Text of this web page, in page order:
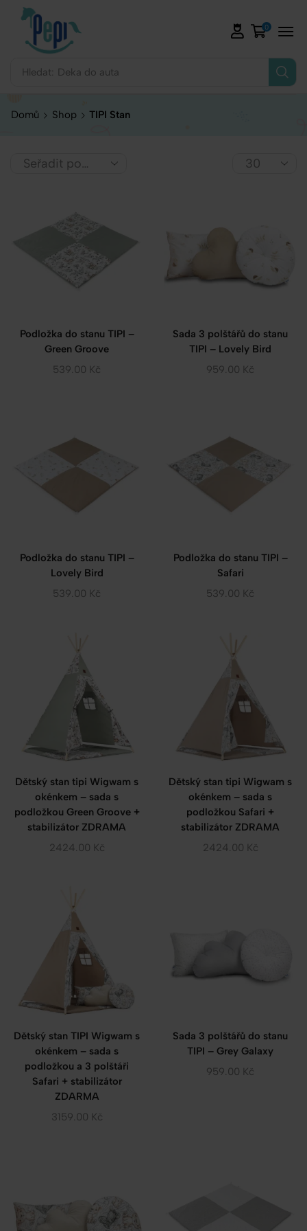
Hledat: Deka do auta
0
Domů Shop TIPI Stan
Podložka do stanu TIPI –
Green Groove
539.00 Kč
Sada 3 polštářů do stanu
TIPI – Lovely Bird
959.00 Kč
Podložka do stanu TIPI –
Lovely Bird
539.00 Kč
Podložka do stanu TIPI –
Safari
539.00 Kč
Dětský stan tipi Wigwam s
okénkem – sada s
podložkou Green Groove +
stabilizátor ZDRAMA
2424.00 Kč
Dětský stan tipi Wigwam s
okénkem – sada s
podložkou Safari +
stabilizátor ZDRAMA
2424.00 Kč
Dětský stan TIPI Wigwam s
okénkem – sada s
podložkou a 3 polštáři
Safari + stabilizátor
ZDARMA
3159.00 Kč
Sada 3 polštářů do stanu
TIPI – Grey Galaxy
959.00 Kč